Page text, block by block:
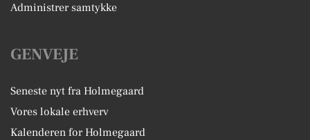
Administrer samtykke
GENVEJE
Seneste nyt fra Holmegaard
Vores lokale erhverv
Kalenderen for Holmegaard